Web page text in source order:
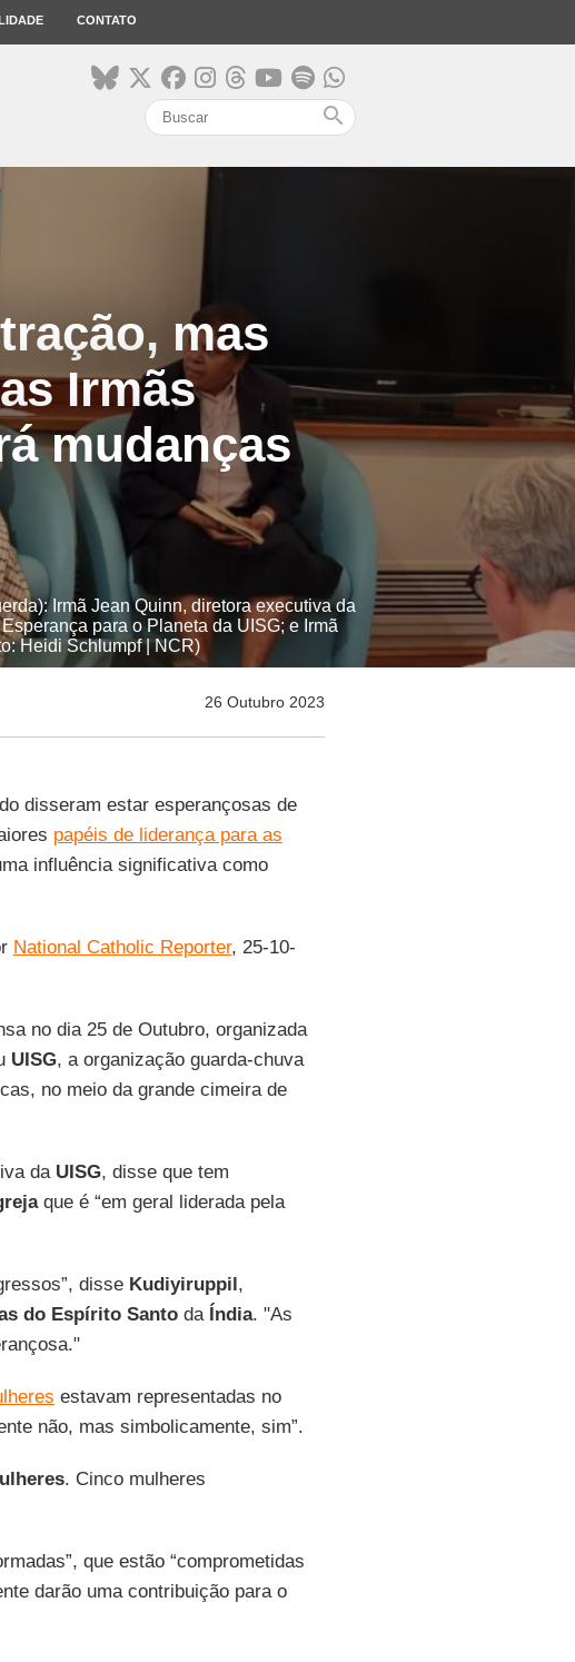
CONTATO
search
mas
Irmãs
mudanças
Irmã Jean Quinn, diretora executiva da
para o Planeta da UISG; e Irmã
Heidi Schlumpf | NCR)
26 Outubro 2023
disseram estar esperançosas de
papéis de liderança para as
influência significativa como
National Catholic Reporter, 25-10-
no dia 25 de Outubro, organizada
UISG, a organização guarda-chuva
no meio da grande cimeira de
da UISG, disse que tem
que é “em geral liderada pela
disse Kudiyiruppil,
do Espírito Santoda Índia. "As
estavam representadas no
não, mas simbolicamente, sim”.
. Cinco mulheres
que estão “comprometidas
darão uma contribuição para o